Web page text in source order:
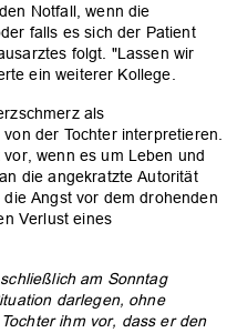
Notfall, wenn die
falls es sich der Patient
folgt. "Lassen wir
ein weiterer Kollege.
als
der Tochter interpretieren.
wenn es um Leben und
die angekratzte Autorität
Angst vor dem drohenden
Verlust eines
am Sonntag
darlegen, ohne
ihm vor, dass er den